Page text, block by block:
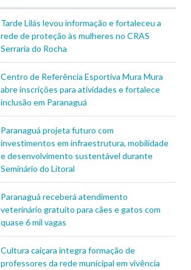
Tarde Lilás levou informação e fortaleceu a
rede de proteção às mulheres no CRAS
Serraria do Rocha
Centro de Referência Esportiva Mura Mura
abre inscrições para atividades e fortalece
inclusão em Paranaguá
Paranaguá projeta futuro com
investimentos em infraestrutura, mobilidade
e desenvolvimento sustentável durante
Seminário do Litoral
Paranaguá receberá atendimento
veterinário gratuito para cães e gatos com
quase 6 mil vagas
Cultura caiçara integra formação de
professores da rede municipal em vivência